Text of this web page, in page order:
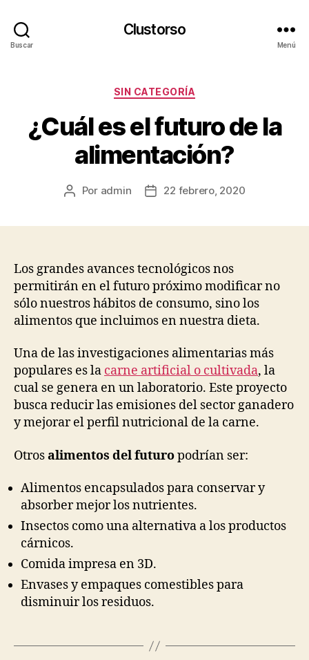
Buscar
Clustorso
Menú
Categorías
SIN CATEGORÍA
¿Cuál es el futuro de la
alimentación?
Autor
Por admin
Fecha22 febrero, 2020
Los grandes avances tecnológicos nos
permitirán en el futuro próximo modificar no
sólo nuestros hábitos de consumo, sino los
alimentos que incluimos en nuestra dieta.
Una de las investigaciones alimentarias más
populares es la carne artificial o cultivada, la
cual se genera en un laboratorio. Este proyecto
busca reducir las emisiones del sector ganadero
y mejorar el perfil nutricional de la carne.
Otrosalimentos del futuropodrían ser:
Alimentos encapsulados para conservar y
absorber mejor los nutrientes.
Insectos como una alternativa a los productos
cárnicos.
Comida impresa en 3D.
Envases y empaques comestibles para
disminuir los residuos.